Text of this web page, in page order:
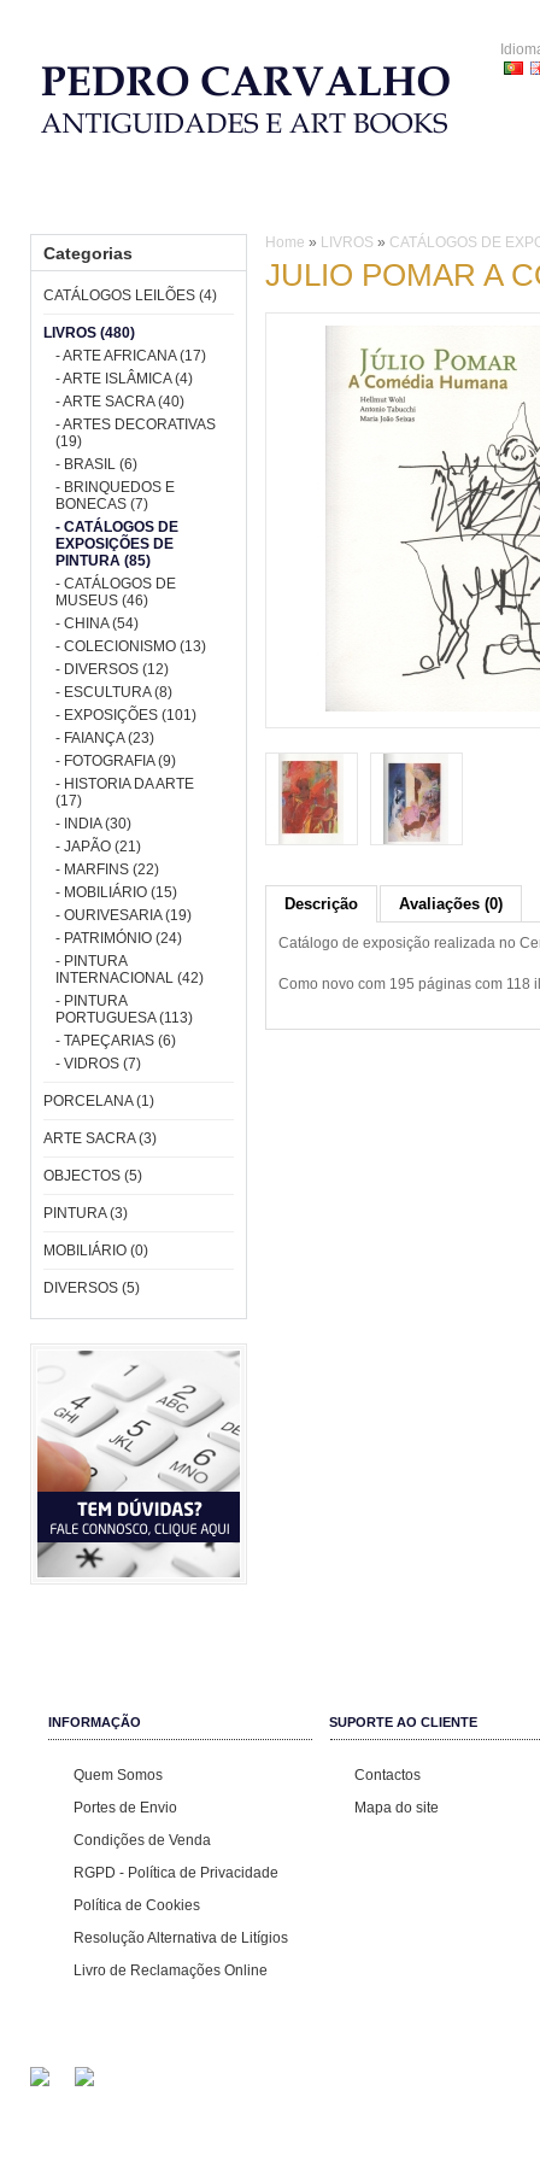
Categorias
CATÁLOGOS LEILÕES (4)
LIVROS (480)
- ARTE AFRICANA (17)
- ARTE ISLÂMICA (4)
- ARTE SACRA (40)
- ARTES DECORATIVAS
(19)
- BRASIL (6)
- BRINQUEDOS E
BONECAS (7)
- CATÁLOGOS DE
EXPOSIÇÕES DE
PINTURA (85)
- CATÁLOGOS DE
MUSEUS (46)
- CHINA (54)
- COLECIONISMO (13)
- DIVERSOS (12)
- ESCULTURA (8)
- EXPOSIÇÕES (101)
- FAIANÇA (23)
- FOTOGRAFIA (9)
- HISTORIA DA ARTE
(17)
- INDIA (30)
- JAPÃO (21)
- MARFINS (22)
- MOBILIÁRIO (15)
- OURIVESARIA (19)
- PATRIMÓNIO (24)
- PINTURA
INTERNACIONAL (42)
- PINTURA
PORTUGUESA (113)
- TAPEÇARIAS (6)
- VIDROS (7)
PORCELANA (1)
ARTE SACRA (3)
OBJECTOS (5)
PINTURA (3)
MOBILIÁRIO (0)
DIVERSOS (5)
Home » LIVROS » CATÁLOGOS DE
JULIO POMAR A
Descrição Avaliações (0)
Catálogo de exposição realizada no
Como novo com 195 páginas com 118
INFORMAÇÃO
Quem Somos
Portes de Envio
Condições de Venda
RGPD - Política de Privacidade
Política de Cookies
Resolução Alternativa de Litígios
Livro de Reclamações Online
SUPORTE AO CLIENTE
Contactos
Mapa do site